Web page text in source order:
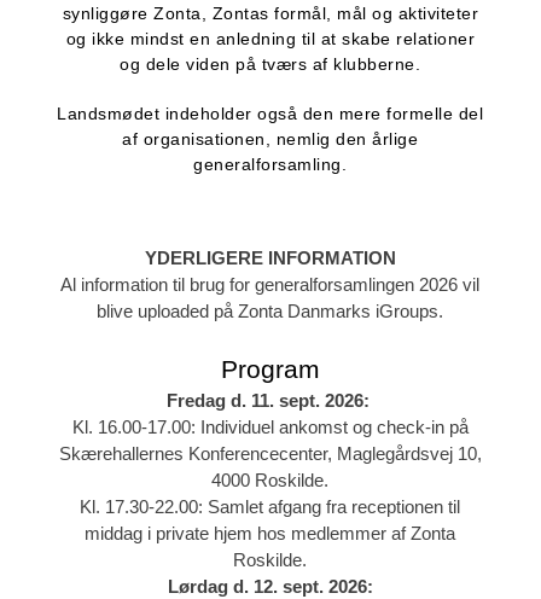
synliggøre Zonta, Zontas formål, mål og aktiviteter
og ikke mindst en anledning til at skabe relationer
og dele viden på tværs af klubberne.
Landsmødet indeholder også den mere formelle del
af organisationen, nemlig den årlige
generalforsamling.
YDERLIGERE INFORMATION
Al information til brug for generalforsamlingen 2026 vil
blive uploaded på Zonta Danmarks iGroups.
Program
Fredag d. 11. sept. 2026:
Kl. 16.00-17.00: Individuel ankomst og check-in på
Skærehallernes Konferencecenter, Maglegårdsvej 10,
4000 Roskilde.
Kl. 17.30-22.00: Samlet afgang fra receptionen til
middag i private hjem hos medlemmer af Zonta
Roskilde.
Lørdag d. 12. sept. 2026: